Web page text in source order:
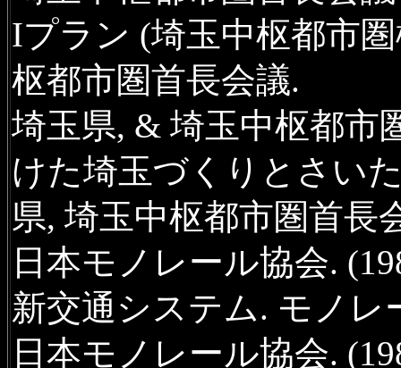
Iプラン (埼玉中枢都市
枢都市圏首長会議.
埼玉県, & 埼玉中枢都市
けた埼玉づくりとさい
県, 埼玉中枢都市圏首長
日本モノレール協会.
新交通システム. モノレ
日本モノレール協会.